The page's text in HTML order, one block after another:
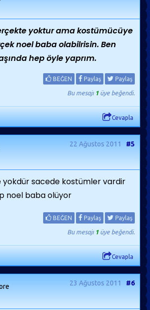
yoktur ama kostümücüye
noel baba olabilrisin. Ben
hep öyle yaprım.
BEĞEN Paylaş Paylaş
Bu mesajı 1üye beğendi.
Cevapla
22 Ağustos 2011 #5
sacede kostümler vardir
noel baba olüyor
BEĞEN Paylaş Paylaş
Bu mesajı 1üye beğendi.
Cevapla
23 Ağustos 2011 #6